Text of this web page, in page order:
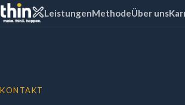
LeistungenMethodeÜber uns
KONTAKT